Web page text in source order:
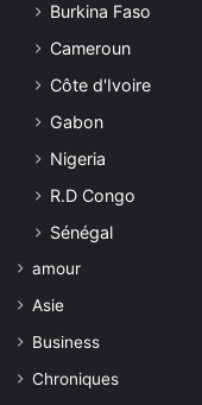
Burkina Faso
Cameroun
Côte d'Ivoire
Gabon
Nigeria
R.D Congo
Sénégal
amour
Asie
Business
Chroniques